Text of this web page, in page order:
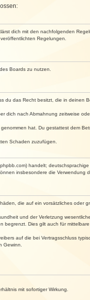
dich mit den nachfolgenden
Regelungen.
Boards zu nutzen.
du das Recht besitzt, die in deinen
dich nach Abmahnung zeitweise
hat. Du gestattest dem
Schaden zuzufügen.
handelt;
insbesondere die Verwendung
die auf ein vorsätzliches oder
und der Verletzung
begrenzt. Dies gilt auch für
auf die bei Vertragsschluss
Gewinn.
mit sofortiger Wirkung.